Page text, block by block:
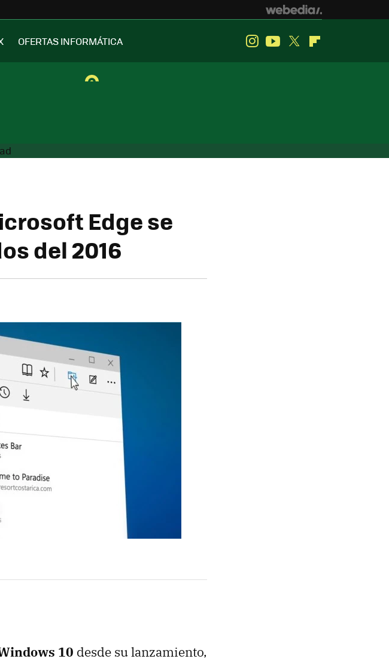
OFERTAS INFORMÁTICA InstagramYoutube
Twitter
Edge se
del 2016
10 desde su lanzamiento,